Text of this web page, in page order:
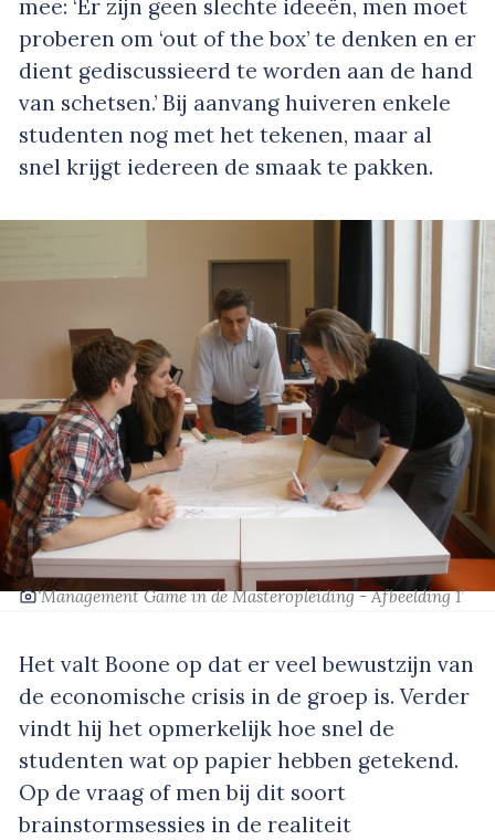
mee: ‘Er zijn geen slechte ideeën, men moet
proberen om ‘out of the box’ te denken en er
dient gediscussieerd te worden aan de hand
van schetsen.’ Bij aanvang huiveren enkele
studenten nog met het tekenen, maar al
snel krijgt iedereen de smaak te pakken.
‘Management Game in de Masteropleiding - Afbeelding 1’
Het valt Boone op dat er veel bewustzijn van
de economische crisis in de groep is. Verder
vindt hij het opmerkelijk hoe snel de
studenten wat op papier hebben getekend.
Op de vraag of men bij dit soort
brainstormsessies in de realiteit